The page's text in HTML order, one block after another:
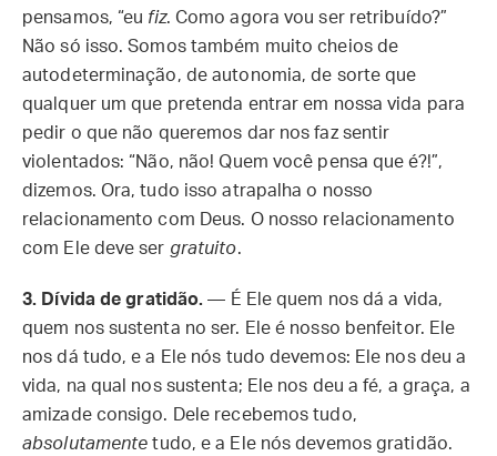
pensamos, “eu fiz. Como agora vou ser retribuído?”
Não só isso. Somos também muito cheios de
autodeterminação, de autonomia, de sorte que
qualquer um que pretenda entrar em nossa vida para
pedir o que não queremos dar nos faz sentir
violentados: “Não, não! Quem você pensa que é?!”,
dizemos. Ora, tudo isso atrapalha o nosso
relacionamento com Deus. O nosso relacionamento
com Ele deve ser gratuito.
3. Dívida de gratidão. — É Ele quem nos dá a vida,
quem nos sustenta no ser. Ele é nosso benfeitor. Ele
nos dá tudo, e a Ele nós tudo devemos: Ele nos deu a
vida, na qual nos sustenta; Ele nos deu a fé, a graça, a
amizade consigo. Dele recebemos tudo,
absolutamente tudo, e a Ele nós devemos gratidão.